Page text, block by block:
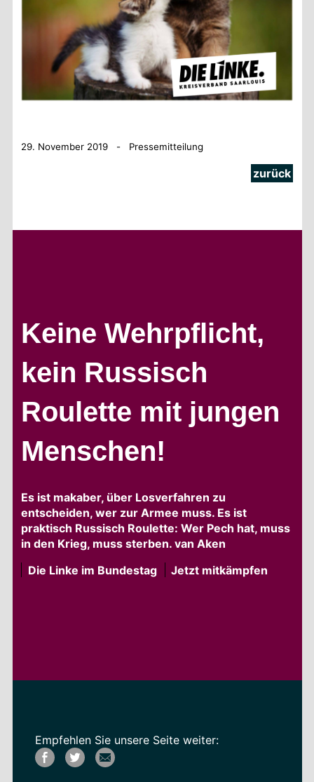
29. November 2019 - Pressemitteilung
zurück
Keine Wehrpflicht,
kein Russisch
Roulette mit jungen
Menschen!
Es ist makaber, über Losverfahren zu
entscheiden, wer zur Armee muss. Es ist
praktisch Russisch Roulette: Wer Pech hat, muss
in den Krieg, muss sterben. van Aken
Die Linke im Bundestag
Jetzt mitkämpfen
Empfehlen Sie unsere Seite weiter: